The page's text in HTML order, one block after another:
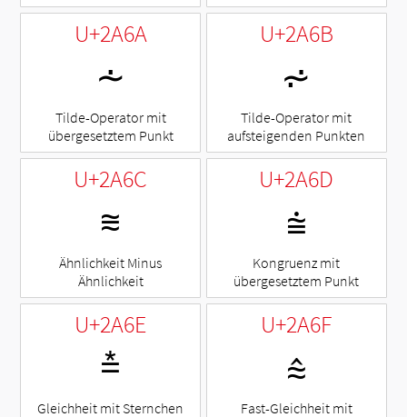
U+2A6A
⩪
Tilde-Operator mit
übergesetztem Punkt
U+2A6B
⩫
Tilde-Operator mit
aufsteigenden Punkten
U+2A6C
⩬
Ähnlichkeit Minus
Ähnlichkeit
U+2A6D
⩭
Kongruenz mit
übergesetztem Punkt
U+2A6E
⩮
Gleichheit mit Sternchen
U+2A6F
⩯
Fast-Gleichheit mit